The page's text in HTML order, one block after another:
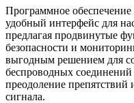
Программное обеспечение
удобный интерфейс для
предлагая продвинутые
безопасности и
выгодным решением для
беспроводных соединений
преодоление препятствий
сигнала.